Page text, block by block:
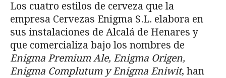
Los cuatro estilos de cerveza que la
empresa Cervezas Enigma S.L. elabora en
sus instalaciones de Alcalá de Henares y
que comercializa bajo los nombres de
Enigma Premium Ale, Enigma Origen,
Enigma Complutum y Enigma Eniwit, han